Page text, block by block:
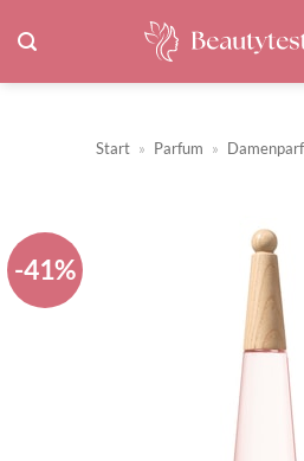
Inhalt
springen
Start » Parfum »
-41%